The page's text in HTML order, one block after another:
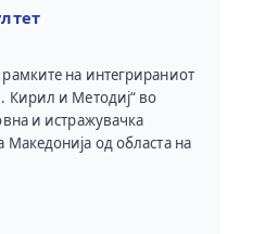
на интегрираниот
Кирил и Методиј“ во
и истражувачка
Македонија од областа на